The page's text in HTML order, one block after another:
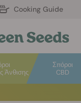
Cooking Guide
Άνθισης
Σπόροι
CBD